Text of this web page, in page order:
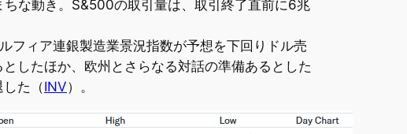
な動き。S&500の取引量は、取引終了直前に6兆
フィア連銀製造業景況指数が予想を下回りドル売
したほか、欧州とさらなる対話の準備あるとした
た（INV）。